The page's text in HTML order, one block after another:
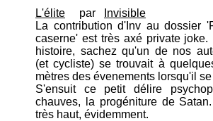
L'élite par
Invisible
La contribution d'Inv au dossier
caserne' est très axé private joke.
histoire, sachez qu'un de nos
(et cycliste) se trouvait à
mètres des évenements lorsqu'il
S'ensuit ce petit délire
chauves, la progéniture de
très haut, évidemment.